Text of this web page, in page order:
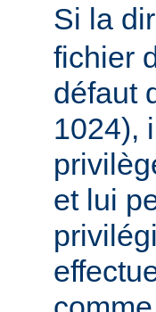
Si la
fichier
défaut
1024),
et lui